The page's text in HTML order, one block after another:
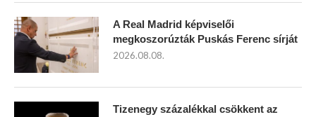
A Real Madrid képviselői
megkoszorúzták Puskás Ferenc sírját
2026.08.08.
Tizenegy százalékkal csökkent az